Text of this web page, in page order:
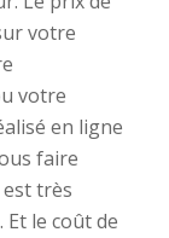
votre
votre
en ligne
faire
très
le coût de